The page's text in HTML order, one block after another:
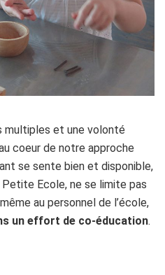
multiples et une volonté
coeur de notre approche
se sente bien et disponible,
Petite Ecole, ne se limite pas
au personnel de l’école,
un effort de co-éducation.